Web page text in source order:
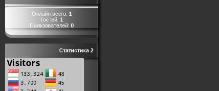
Онлайн всего: 1
Гостей: 1
Пользователей: 0
Статистика 2